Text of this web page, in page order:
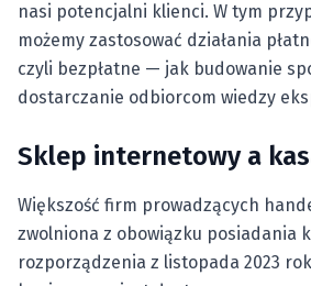
nasi potencjalni klienci. W tym
możemy zastosować działania
czyli bezpłatne — jak budowanie
dostarczanie odbiorcom wiedzy
Sklep internetowy a
Większość firm prowadzących
zwolniona z obowiązku posiadania
rozporządzenia z listopada 2023